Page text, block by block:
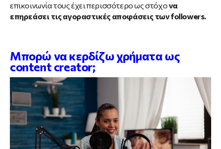
επικοινωνία τους έχει περισσότερο ως στόχονα
επηρεάσει τις αγοραστικές αποφάσεις των followers.
Μπορώ να κερδίζω χρήματα ως
content creator;